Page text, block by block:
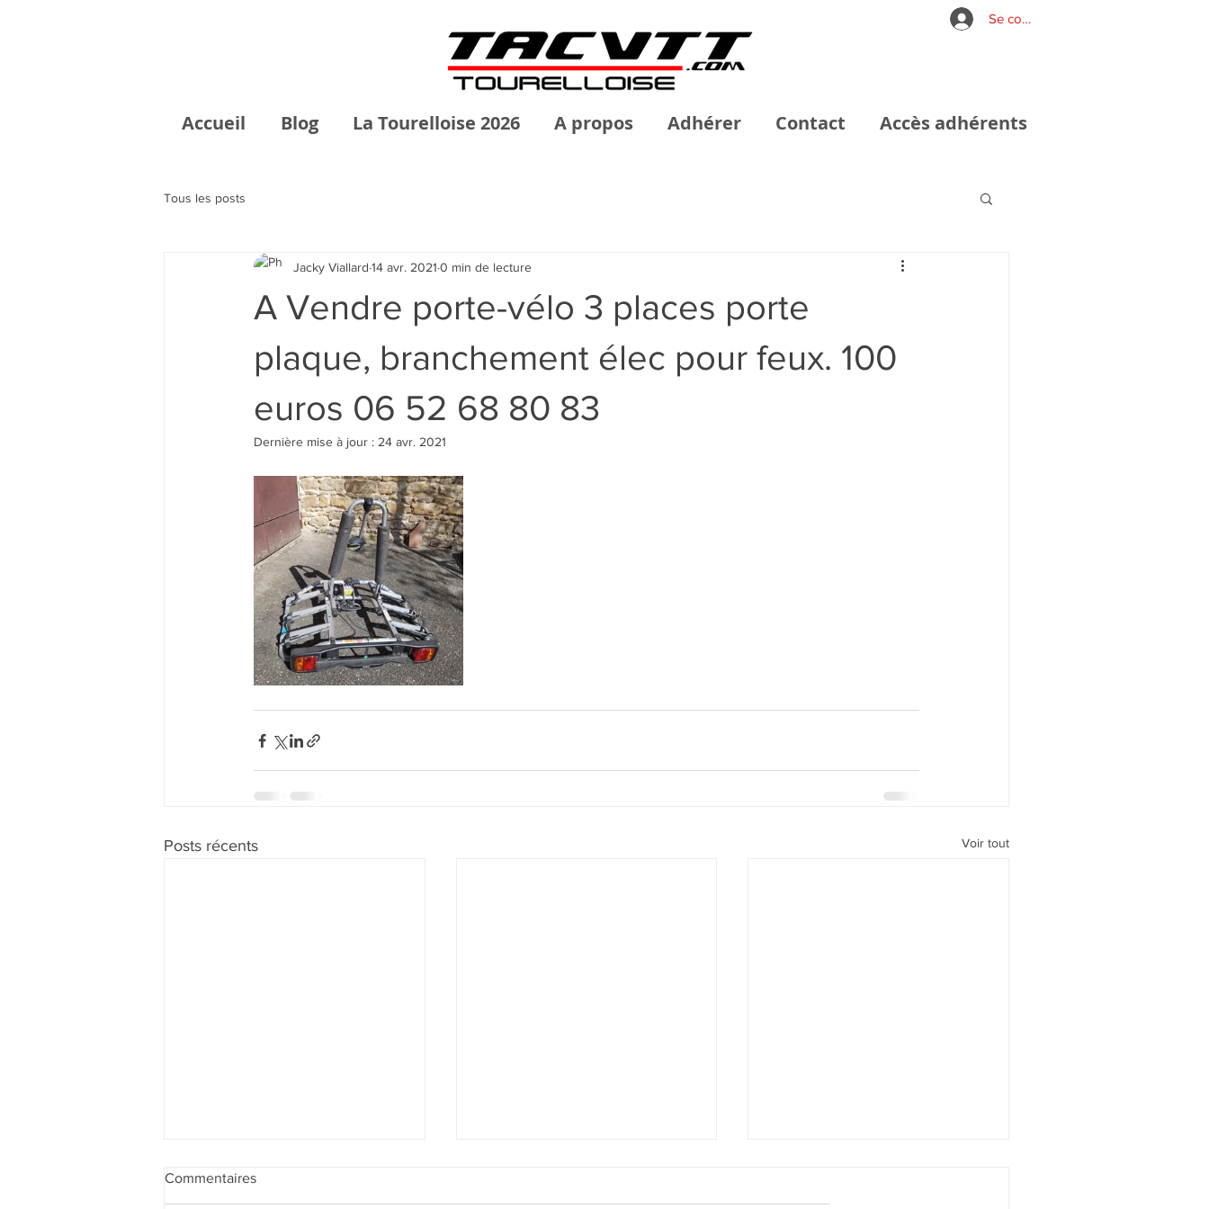
Se connecter
Accueil Blog La Tourelloise 2026 A propos Adhérer Contact Accès adhérents
Tous les posts
A Vendre porte-vélo 3 places porte
plaque, branchement élec pour feux. 100
euros 06 52 68 80 83
Jacky Viallard 14 avr. 2021 0 min de lecture
Dernière mise à jour : 24 avr. 2021
Posts récents Voir tout
Commentaires